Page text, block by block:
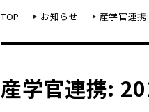
TOP お知らせ 産学官連
産学官連携: